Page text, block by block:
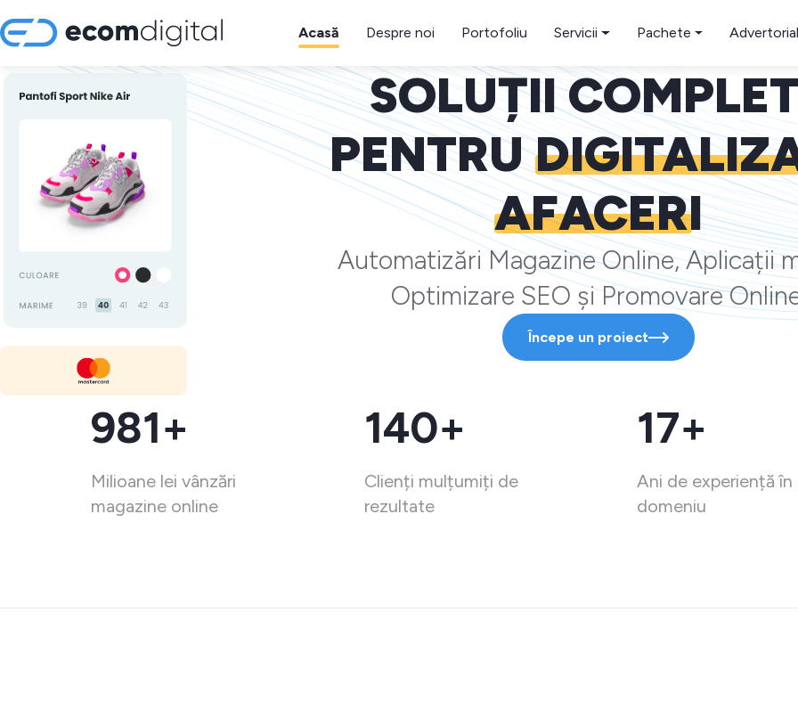
Acasă Despre noi Portofoliu Servicii Pachete
SOLUȚII
PENTRU
AFACERI
Automatizări Magazine Online, Aplicații
Optimizare SEO și Promovare
Începe un proiect
981+
Milioane lei vânzări
magazine online
140+
Clienți mulțumiți de
rezultate
17+
Ani de experiență în
domeniu